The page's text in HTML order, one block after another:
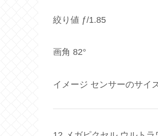
絞り値 ƒ/1.85
画角 82°
イメージ センサーのサイ